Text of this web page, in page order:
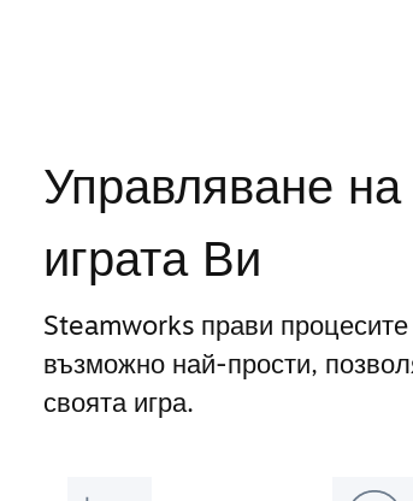
Управляване
играта Ви
Steamworks прави
възможно най-прости,
своята игра.